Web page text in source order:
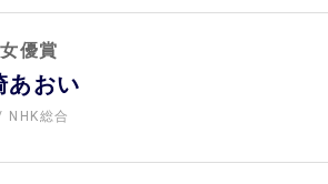
優賞
あおい
NHK総合